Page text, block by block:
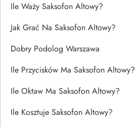
Ile Waży Saksofon Altowy?
Jak Grać Na Saksofon Altowy?
Dobry Podolog Warszawa
Ile Przycisków Ma Saksofon Altowy?
Ile Oktaw Ma Saksofon Altowy?
Ile Kosztuje Saksofon Altowy?